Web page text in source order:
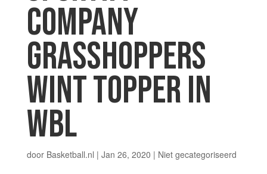
COMPANY
GRASSHOPPERS
WINT TOPPER IN
WBL
door Basketball.nl | Jan 26, 2020 | Niet gecategoriseerd